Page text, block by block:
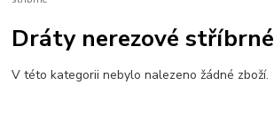
Dráty nerezové stříbrné
V této kategorii nebylo nalezeno žádné zboží.